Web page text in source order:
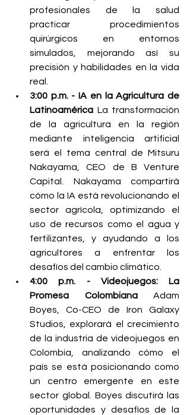
profesionales de la salud
practicar procedimientos
quirúrgicos en entornos
simulados, mejorando así su
precisión y habilidades en la vida
real.
3:00 p.m. - IA en la Agricultura de
Latinoamérica La transformación
de la agricultura en la región
mediante inteligencia artificial
será el tema central de Mitsuru
Nakayama, CEO de B Venture
Capital. Nakayama compartirá
cómo la IA está revolucionando el
sector agrícola, optimizando el
uso de recursos como el agua y
fertilizantes, y ayudando a los
agricultores a enfrentar los
desafíos del cambio climático.
4:00 p.m. - Videojuegos: La
Promesa Colombiana Adam
Boyes, Co-CEO de Iron Galaxy
Studios, explorará el crecimiento
de la industria de videojuegos en
Colombia, analizando cómo el
país se está posicionando como
un centro emergente en este
sector global. Boyes discutirá las
oportunidades y desafíos de la